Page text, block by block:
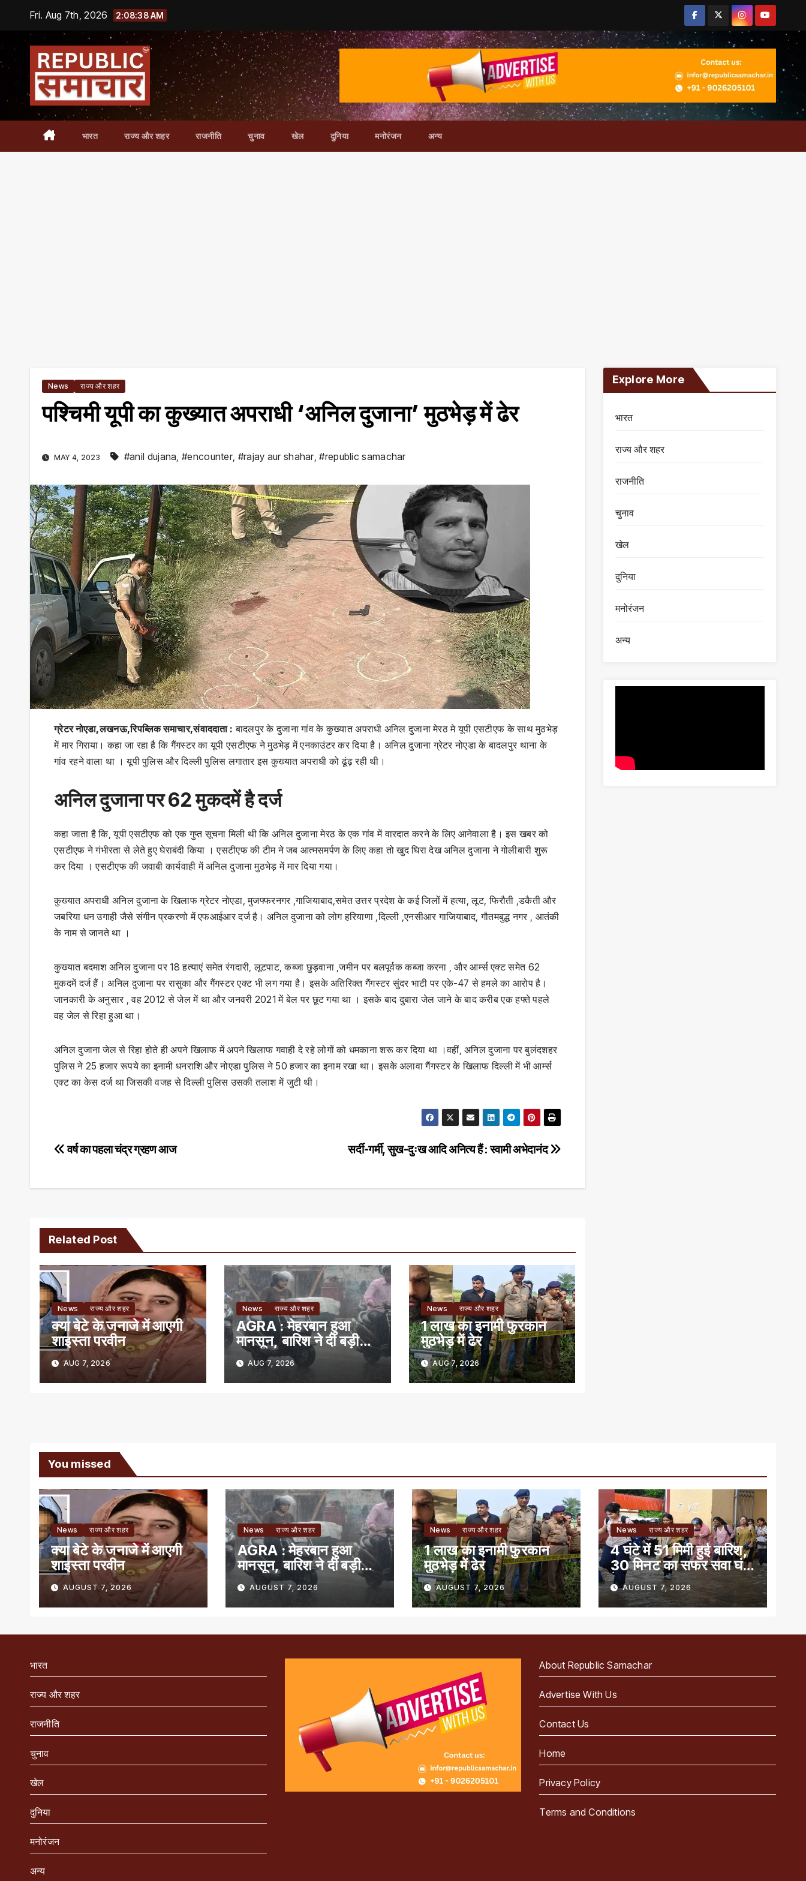
content
Fri. Aug 7th, 2026 2:08:39 AM
भारत राज्य और शहर राजनीति चुनाव खेल दुनिया मनोरंजन अन्य
News राज्य और शहर
पश्चिमी यूपी का कुख्यात अपराधी ‘अनिल दुजाना’ मुठभेड़ में ढेर
MAY 4, 2023 #anil dujana,#encounter, #rajay aur shahar,#republic samachar
ग्रेटर नोएडा,लखनऊ,रिपब्लिक समाचार,संवाददाता : बादलपुर के दुजाना गांव के कुख्यात अपराधी अनिल दुजाना मेरठ मे यूपी एसटीएफ के साथ मुठभेड़
में मार गिराया। कहा जा रहा है कि गैंगस्टर का यूपी एसटीएफ ने मुठभेड़ में एनकाउंटर कर दिया है। अनिल दुजाना ग्रेटर नोएडा के बादलपुर थाना के
गांव रहने वाला था । यूपी पुलिस और दिल्ली पुलिस लगातार इस कुख्यात अपराधी को ढूंढ़ रही थी।
अनिल दुजाना पर 62 मुकदमें है दर्ज
कहा जाता है कि, यूपी एसटीएफ को एक गुप्त सूचना मिली थी कि अनिल दुजाना मेरठ के एक गांव में वारदात करने के लिए आनेवाला है। इस खबर को
एसटीएफ ने गंभीरता से लेते हुए घेराबंदी किया । एसटीएफ की टीम ने जब आत्मसमर्पण के लिए कहा तो खुद घिरा देख अनिल दुजाना ने गोलीबारी शुरू
कर दिया । एसटीएफ की जवाबी कार्यवाही में अनिल दुजाना मुठभेड़ में मार दिया गया।
कुख्यात अपराधी अनिल दुजाना के खिलाफ ग्रेटर नोएडा, मुजफ्फरनगर ,गाजियाबाद,समेत उत्तर प्रदेश के कई जिलों में हत्या, लूट, फिरौती ,डकैती और
जबरिया धन उगाही जैसे संगीन प्रकरणो में एफआईआर दर्ज है। अनिल दुजाना को लोग हरियाणा ,दिल्ली ,एनसीआर गाजियाबाद, गौतमबुद्ध नगर , आतंकी
के नाम से जानते था ।
कुख्यात बदमाश अनिल दुजाना पर 18 हत्याएं समेत रंगदारी, लूटपाट, कब्जा छुड़वाना ,जमीन पर बलपूर्वक कब्जा करना , और आर्म्स एक्ट समेत 62
मुकदमें दर्ज हैं। अनिल दुजाना पर रासुका और गैंगस्टर एक्ट भी लग गया है। इसके अतिरिक्त गैंगस्टर सुंदर भाटी पर एके-47 से हमले का आरोप है।
जानकारी के अनुसार , वह 2012 से जेल में था और जनवरी 2021 में बेल पर छूट गया था । इसके बाद दुबारा जेल जाने के बाद करीब एक हफ्ते पहले
वह जेल से रिहा हुआ था।
अनिल दुजाना जेल से रिहा होते ही अपने खिलाफ में अपने खिलाफ गवाही दे रहे लोगों को धमकाना शरू कर दिया था ।वहीं, अनिल दुजाना पर बुलंदशहर
पुलिस ने 25 हजार रूपये का इनामी धनराशि और नोएडा पुलिस ने 50 हजार का इनाम रखा था। इसके अलावा गैंगस्टर के खिलाफ दिल्ली में भी आर्म्स
एक्ट का केस दर्ज था जिसकी वजह से दिल्ली पुलिस उसकी तलाश में जुटी थी।
Post
सर्दी-गर्मी, सुख-दुःख आदि अनित्य हैं : स्वामी अभेदानंद
वर्ष का पहला चंद्र ग्रहण आज
Related Post
News राज्य और शहर
क्या बेटे के जनाजे में आएगी
शाइस्ता परवीन
AUG 7, 2026
News राज्य और शहर
AGRA : मेहरबान हुआ
मानसून, बारिश ने दी बड़ी
राहतAUG 7, 2026
News राज्य और शहर
1 लाख का इनामी फुरकान
मुठभेड़ में ढेर
AUG 7, 2026
Explore More
भारत
राज्य और शहर
राजनीति
चुनाव
खेल
दुनिया
मनोरंजन
अन्य
You missed
News राज्य और शहर
क्या बेटे के जनाजे में आएगी
शाइस्ता परवीन
AUGUST 7, 2026
News राज्य और शहर
AGRA : मेहरबान हुआ
मानसून, बारिश ने दी बड़ी
राहतAUGUST 7, 2026
News राज्य और शहर
1 लाख का इनामी फुरकान
मुठभेड़ में ढेर
AUGUST 7, 2026
News राज्य और शहर
4 घंटे में 51 मिमी हुई बारिश,
30 मिनट का सफर सवा घंटे
में हुआ पूरा
AUGUST 7, 2026
भारत
राज्य और शहर
राजनीति
चुनाव
खेल
दुनिया
मनोरंजन
अन्य
About Republic Samachar
Advertise With Us
Contact Us
Home
Privacy Policy
Terms and Conditions